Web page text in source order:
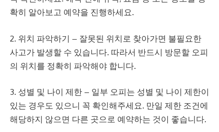
확히 알아보고 예약을 진행하세요.
2. 위치 파악하기 – 잘못된 위치로 찾아가면 불필요한
사고가 발생할 수 있습니다. 따라서 반드시 방문할 오피
의 위치를 정확히 파악해야 합니다.
3. 성별 및 나이 제한 – 일부 오피는 성별 및 나이 제한이
있는 경우도 있으니 꼭 확인해주세요. 만일 제한 조건에
해당하지 않으면 다른 곳으로 예약하는 것이 좋습니다.